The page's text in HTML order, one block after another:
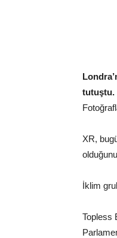
tutuştu.
XR,
İklim
Topless